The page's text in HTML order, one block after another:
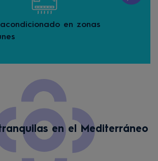
en zonas
en el Mediterráneo